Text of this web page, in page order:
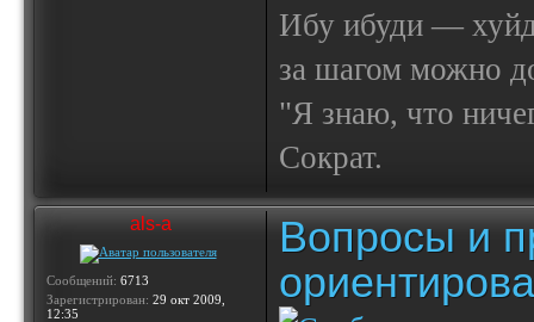
Ибу ибуди —
за шагом можно
"Я знаю, что
Сократ.
als-a
Сообщений: 6713
Зарегистрирован: 29 окт 2009,
12:35
Вопросы и